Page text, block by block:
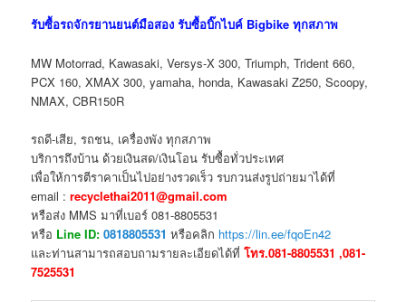
รับซื้อรถจักรยานยนต์มือสอง รับซื้อบิ๊กไบค์ Bigbike ทุกสภาพ
MW Motorrad, Kawasaki, Versys-X 300, Triumph, Trident 660,
PCX 160, XMAX 300, yamaha, honda, Kawasaki Z250, Scoopy,
NMAX, CBR150R
รถดี-เสีย, รถชน, เครื่องพัง ทุกสภาพ
บริการถึงบ้าน ด้วยเงินสด/เงินโอน รับซื้อทั่วประเทศ
เพื่อให้การตีราคาเป็นไปอย่างรวดเร็ว รบกวนส่งรูปถ่ายมาได้ที่
email : recyclethai2011@gmail.com
หรือส่ง MMS มาที่เบอร์ 081-8805531
หรือ Line ID:0818805531 หรือคลิก https://lin.ee/fqoEn42
และท่านสามารถสอบถามรายละเอียดได้ที่โทร.081-8805531 ,081-
7525531